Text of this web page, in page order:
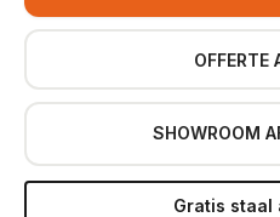
OFFERTE
SHOWROOM
Gratis staal